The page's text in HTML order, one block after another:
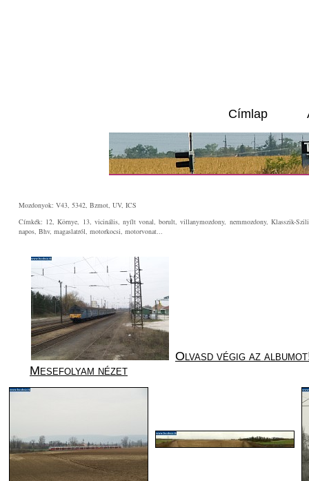
Címlap
Mozdonyok: V43, 5342, Bzmot, UV, ICS
Címkék: 12, Környe, 13, vicinális, nyílt vonal, borult, villanymozdony, nemmozdony, Klasszik-
napos, Bhv, magaslatról, motorkocsi, motorvonat...
Olvasd végig az
Mesefolyam nézet